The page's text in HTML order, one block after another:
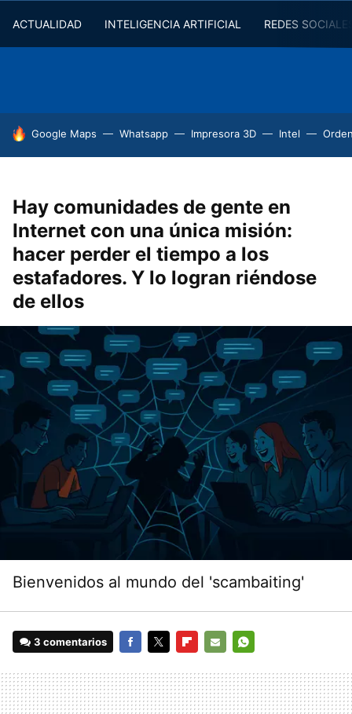
ACTUALIDAD INTELIGENCIA ARTIFICIAL REDES
HOY SE HABLA DE
Google Maps Whatsapp Impresora 3D Intel
Hay comunidades de gente en
Internet con una única misión:
hacer perder el tiempo a los
estafadores. Y lo logran riéndose
de ellos
Bienvenidos al mundo del 'scambaiting'
3 comentarios
MAIL